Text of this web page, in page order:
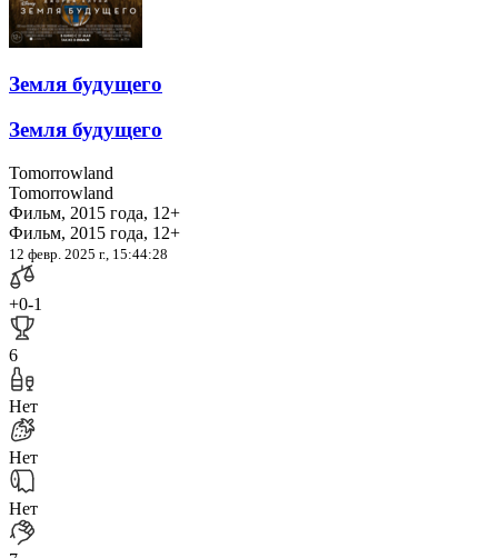
Земля будущего
Земля будущего
Tomorrowland
Tomorrowland
Фильм, 2015 года, 12+
Фильм, 2015 года, 12+
12 февр. 2025 г., 15:44:28
+0-1
6
Нет
Нет
Нет